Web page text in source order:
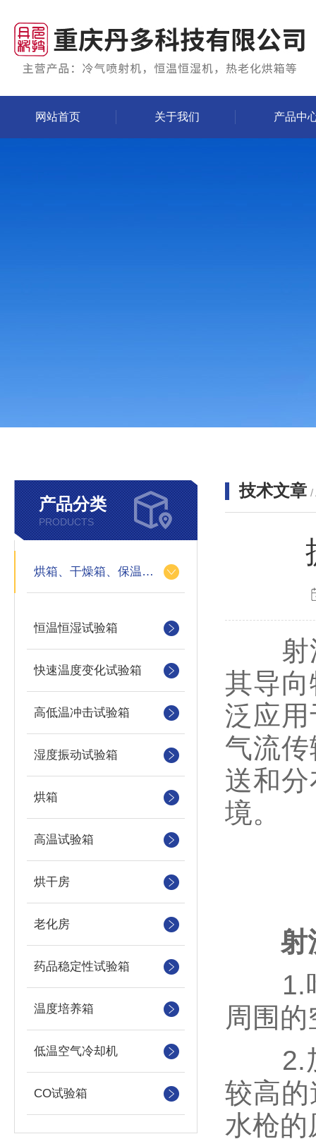
网站首页 关于我们 产品中
产品分类
PRODUCTS
烘箱、干燥箱、保温箱、冷库、恒温房、培养箱、恒温恒湿机
恒温恒湿试验箱
快速温度变化试验箱
高低温冲击试验箱
湿度振动试验箱
烘箱
高温试验箱
烘干房
老化房
药品稳定性试验箱
温度培养箱
低温空气冷却机
CO试验箱
技术文章 /
射流
其导
泛应
气流
送和
境。
射
1.叶
周围
2.加
较高
水枪的